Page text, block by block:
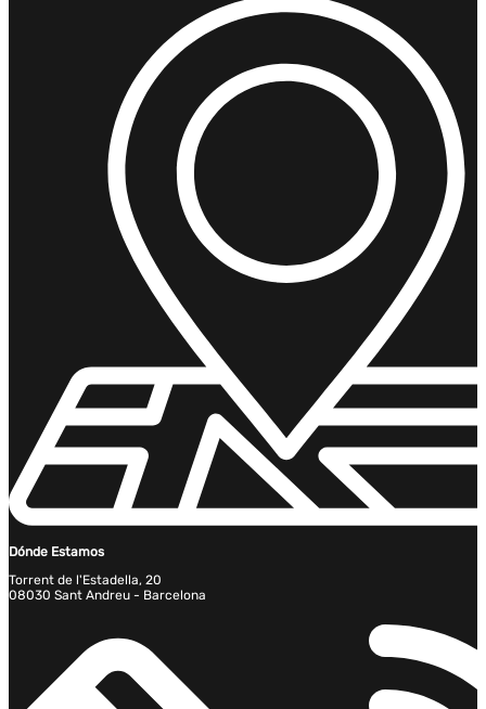
Dónde Estamos
Torrent de l'Estadella, 20
08030 Sant Andreu - Barcelona